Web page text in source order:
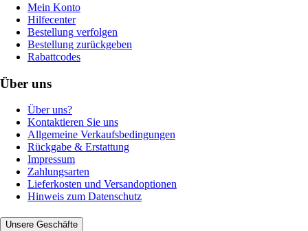
Mein Konto
Hilfecenter
Bestellung verfolgen
Bestellung zurückgeben
Rabattcodes
Über uns
Über uns?
Kontaktieren Sie uns
Allgemeine Verkaufsbedingungen
Rückgabe & Erstattung
Impressum
Zahlungsarten
Lieferkosten und Versandoptionen
Hinweis zum Datenschutz
Unsere Geschäfte